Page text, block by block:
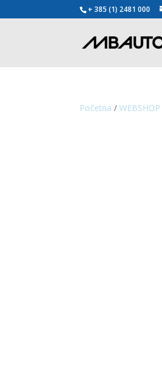
+ 385 (1) 2481 000
Početna /WEBSHOP